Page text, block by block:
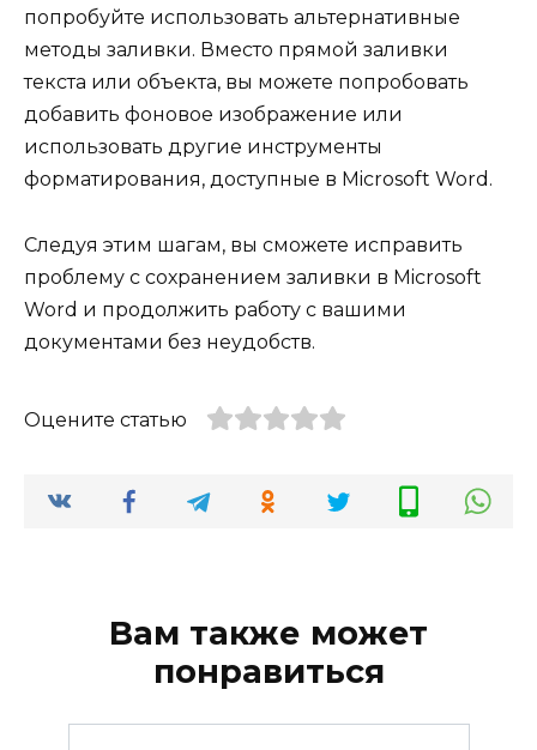
попробуйте использовать альтернативные
методы заливки. Вместо прямой заливки
текста или объекта, вы можете попробовать
добавить фоновое изображение или
использовать другие инструменты
форматирования, доступные в Microsoft Word.
Следуя этим шагам, вы сможете исправить
проблему с сохранением заливки в Microsoft
Word и продолжить работу с вашими
документами без неудобств.
Оцените статью
Вам также может
понравиться